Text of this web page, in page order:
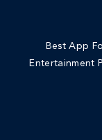
Best App
Entertainment